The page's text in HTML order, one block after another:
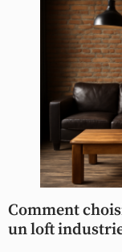
Comment
un loft